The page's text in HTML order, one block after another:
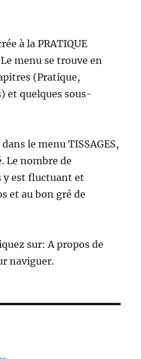
à la PRATIQUE
menu se trouve en
(Pratique,
et quelques sous-
le menu TISSAGES,
Le nombre de
y est fluctuant et
et au bon gré de
sur: A propos de
naviguer.